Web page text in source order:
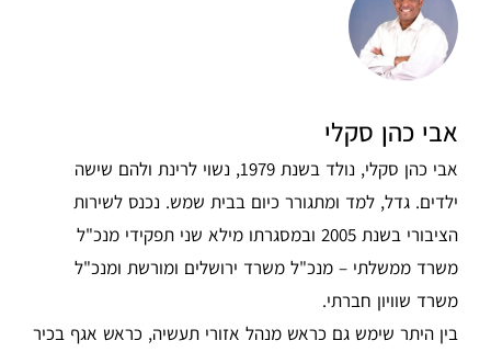
אבי כהן סקלי
אבי כהן סקלי, נולד בשנת 1979, נשוי לרינת ולהם שישה
ילדים. גדל, למד ומתגורר כיום בבית שמש. נכנס לשירות
הציבורי בשנת 2005 ובמסגרתו מילא שני תפקידי מנכ"ל
משרד ממשלתי – מנכ"ל משרד ירושלים ומורשת ומנכ"ל
משרד שוויון חברתי.
בין היתר שימש גם כראש מנהל אזורי תעשיה, כראש אגף בכיר